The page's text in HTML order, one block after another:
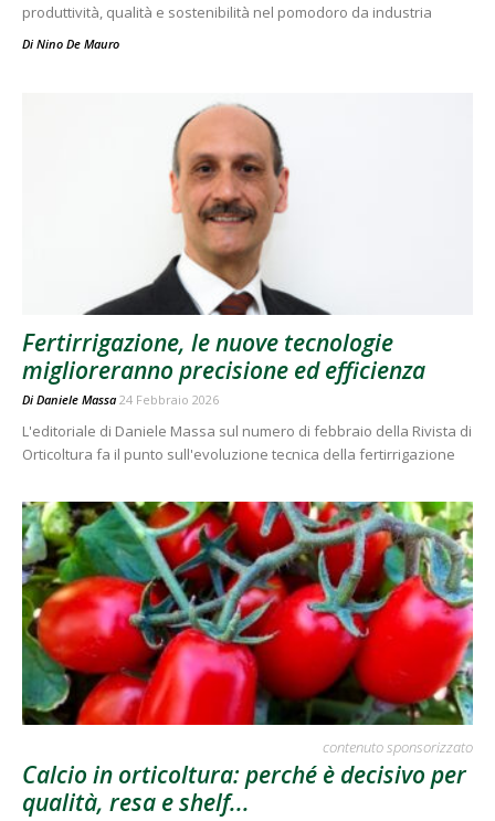
produttività, qualità e sostenibilità nel pomodoro da industria
Di Nino De Mauro
Fertirrigazione, le nuove tecnologie
miglioreranno precisione ed efficienza
Di Daniele Massa 24 Febbraio 2026
L'editoriale di Daniele Massa sul numero di febbraio della Rivista di
Orticoltura fa il punto sull'evoluzione tecnica della fertirrigazione
contenuto sponsorizzato
Calcio in orticoltura: perché è decisivo per
qualità, resa e shelf...